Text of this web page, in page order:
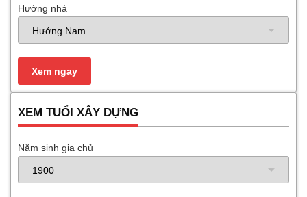
Hướng nhà
XEM TUỔI XÂY DỰNG
Năm sinh gia chủ